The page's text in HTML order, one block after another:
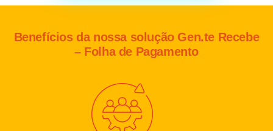
Benefícios da nossa solução Gen.te Recebe
– Folha de Pagamento